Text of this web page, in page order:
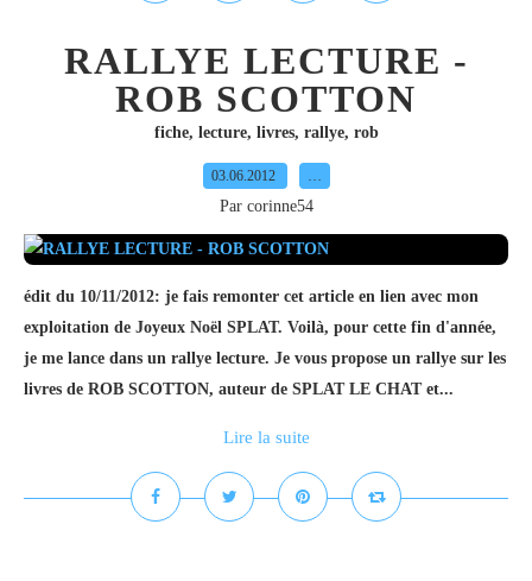
RALLYE LECTURE -
ROB SCOTTON
fiche, lecture, livres, rallye, rob
03.06.2012 …
Par corinne54
édit du 10/11/2012: je fais remonter cet article en lien avec mon
exploitation de Joyeux Noël SPLAT. Voilà, pour cette fin d'année,
je me lance dans un rallye lecture. Je vous propose un rallye sur les
livres de ROB SCOTTON, auteur de SPLAT LE CHAT et...
Lire la suite